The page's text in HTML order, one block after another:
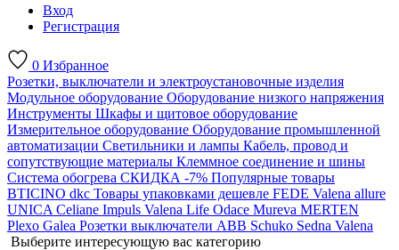
Вход
Регистрация
0 Избранное
Розетки, выключатели и электроустановочные изделия
Модульное оборудование Оборудование низкого напряжения
Инструменты Шкафы и щитовое оборудование
Измерительное оборудование Оборудование промышленной
автоматизации Светильники и лампы Кабель, провод и
сопутствующие материалы Клеммное соединение и шины
Система обогрева СКИДКА -7% Популярные товары
BTICINO dkc Товары упаковками дешевле FEDE Valena allure
UNICA Celiane Impuls Valena Life Odace Mureva MERTEN
Plexo Galea Розетки выключатели ABB Schuko Sedna Valena
Выберите интересующую вас категорию